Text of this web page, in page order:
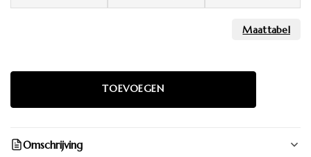
Omschrijving